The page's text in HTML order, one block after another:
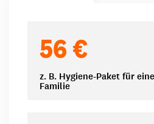
56 €
z. B. Hygiene-Paket für
Familie